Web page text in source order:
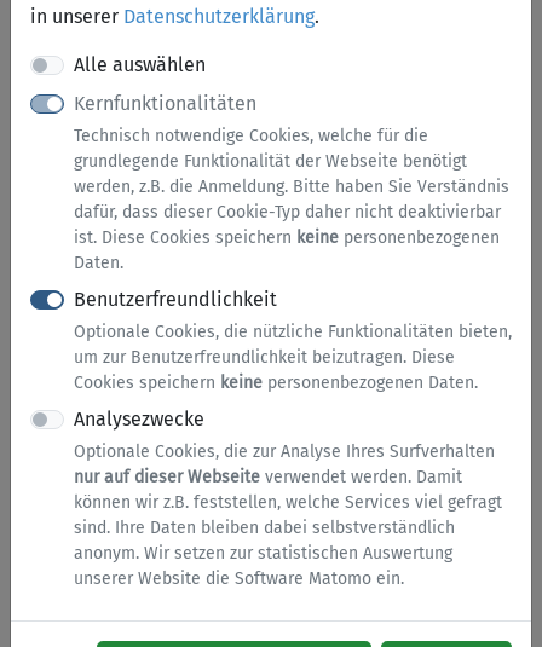
in unserer Datenschutzerklärung.
Alle auswählen
Kernfunktionalitäten
Technisch notwendige Cookies, welche für die
grundlegende Funktionalität der Webseite benötigt
werden, z.B. die Anmeldung. Bitte haben Sie Verständnis
dafür, dass dieser Cookie-Typ daher nicht deaktivierbar
ist. Diese Cookies speichern keine personenbezogenen
Daten.
Benutzerfreundlichkeit
Optionale Cookies, die nützliche Funktionalitäten bieten,
um zur Benutzerfreundlichkeit beizutragen. Diese
Cookies speichern keine personenbezogenen Daten.
Analysezwecke
Optionale Cookies, die zur Analyse Ihres Surfverhalten
nur auf dieser Webseite verwendet werden. Damit
können wir z.B. feststellen, welche Services viel gefragt
sind. Ihre Daten bleiben dabei selbstverständlich
anonym. Wir setzen zur statistischen Auswertung
unserer Website die Software Matomo ein.
Abfall und Müll
Abfuhrkalender
für die Leerung der Abfallbehälter an Ihrer Adresse.
Zudem können Sie sich für die Abfuhrerinnerung per
E-Mail anmelden.
Antrag zur Abholung von
Elektroschrott